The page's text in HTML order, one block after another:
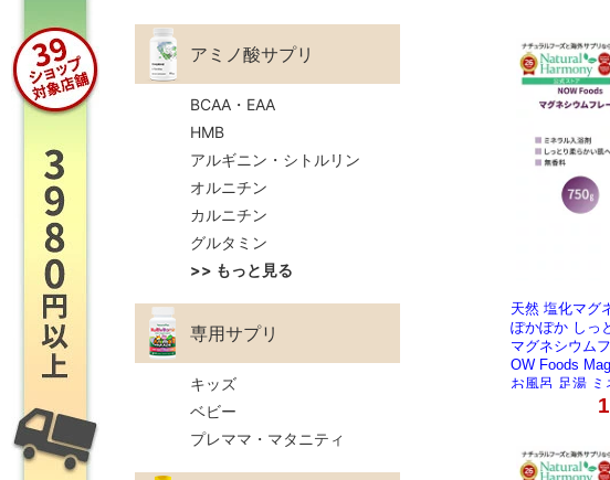
天然 塩化マグ
ぽかぽか しっ
マグネシウム
OW Foods
お風呂 足湯 ミ